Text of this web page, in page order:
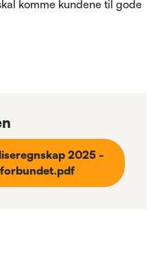
komme kundene til gode
2025 -